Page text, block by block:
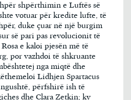
shpërthimin e Luftës së
votuar për kredite lufte, të
duke çuar në një burgim
së pari pas revolucionit të
e kaloi pjesën më të
por vazhdoi të shkruante
nga miqtë dhe
Lidhjen Spartacus
përfshirë ish të
dhe Clara Zetkin; ky